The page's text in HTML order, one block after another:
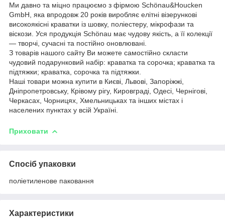
Ми давно та міцно працюємо з фірмою Schönau&Houcken
GmbH, яка впродовж 20 років виробляє елітні візерункові
високоякісні краватки із шовку, поліестеру, мікрофази та
віскози. Уся продукція Schönau має чудову якість, а її колекції
— творчі, сучасні та постійно оновлювані.
З товарів нашого сайту Ви можете самостійно скласти
чудовий подарунковий набір: краватка та сорочка; краватка та
підтяжки; краватка, сорочка та підтяжки.
Наші товари можна купити в Києві, Львові, Запоріжжі,
Дніпропетровську, Крівому рігу, Кировграді, Одесі, Чернігові,
Черкасах, Чорницях, Хмельницьках та інших містах і
населених пунктах у всій Україні.
Приховати
Спосіб упаковки
поліетиленове паковання
Характеристики